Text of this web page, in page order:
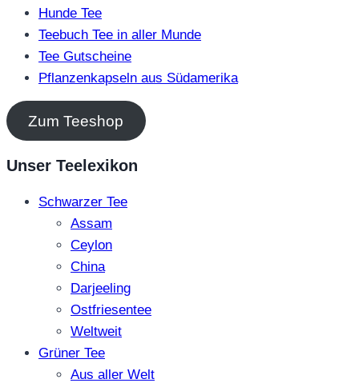
Hunde Tee
Teebuch Tee in aller Munde
Tee Gutscheine
Pflanzenkapseln aus Südamerika
Zum Teeshop
Unser Teelexikon
Schwarzer Tee
Assam
Ceylon
China
Darjeeling
Ostfriesentee
Weltweit
Grüner Tee
Aus aller Welt